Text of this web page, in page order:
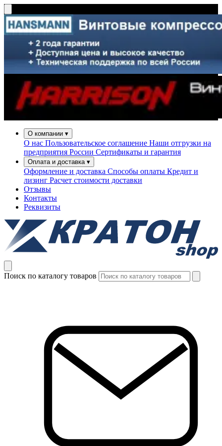
О компании ▾
О нас Пользовательское соглашение Наши отгрузки на
предприятия России Сертификаты и гарантия
Оплата и доставка ▾
Оформление и доставка Способы оплаты Кредит и
лизинг Расчет стоимости доставки
Отзывы
Контакты
Реквизиты
Поиск по каталогу товаров